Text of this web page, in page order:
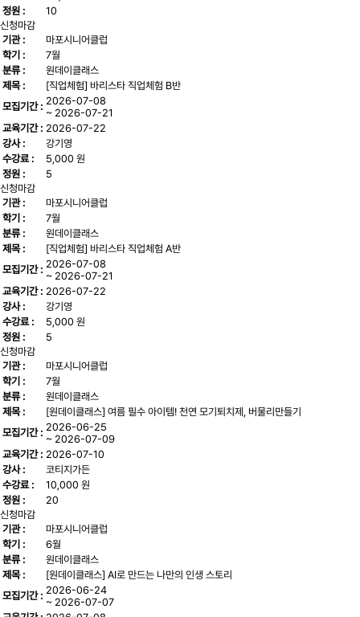
정원 :
10
신청마감
기관 :
마포시니어클럽
학기 :
7월
분류 :
원데이클래스
제목 :
[직업체험] 바리스타 직업체험 B반
모집기간 : 2026-07-08
~ 2026-07-21
교육기간 : 2026-07-22
강사 :
강기영
수강료 :
5,000 원
정원 :
5
신청마감
기관 :
마포시니어클럽
학기 :
7월
분류 :
원데이클래스
제목 :
[직업체험] 바리스타 직업체험 A반
모집기간 : 2026-07-08
~ 2026-07-21
교육기간 : 2026-07-22
강사 :
강기영
수강료 :
5,000 원
정원 :
5
신청마감
기관 :
마포시니어클럽
학기 :
7월
분류 :
원데이클래스
제목 :
[원데이클래스] 여름 필수 아이템! 천연 모기퇴치제, 버물리만들기
모집기간 : 2026-06-25
~ 2026-07-09
교육기간 : 2026-07-10
강사 :
코티지가든
수강료 :
10,000 원
정원 :
20
신청마감
기관 :
마포시니어클럽
학기 :
6월
분류 :
원데이클래스
제목 :
[원데이클래스] AI로 만드는 나만의 인생 스토리
모집기간 : 2026-06-24
~ 2026-07-07